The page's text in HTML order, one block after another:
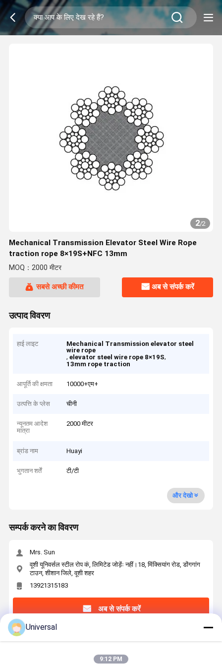
2/2
Mechanical Transmission Elevator Steel Wire Rope
traction rope 8×19S+NFC 13mm
MOQ：2000 मीटर
सबसे अच्छी कीमत अब से संपर्क करें
उत्पाद विवरण
हाई लाइट
Mechanical Transmission elevator steel
wire rope
,elevator steel wire rope 8×19S,
13mm rope traction
आपूर्ति की क्षमता 10000+एम+
उत्पत्ति के प्लेस चीनी
न्यूनतम आदेश
मात्रा
2000 मीटर
ब्रांड नाम Huayi
भुगतान शर्तें टी/टी
और देखो
सम्पर्क करने का विवरण
Mrs. Sun
वूशी यूनिवर्सल स्टील रोप कं, लिमिटेड जोड़ेंः नहीं।18, मिंक्सियांग रोड, डोंगगांग
टाउन, शीशान जिले, वूशी शहर
13921315183
अब से संपर्क करें
सबसे उत्तम प्रतिदान प्राप्त करें
Universal
9:12 PM